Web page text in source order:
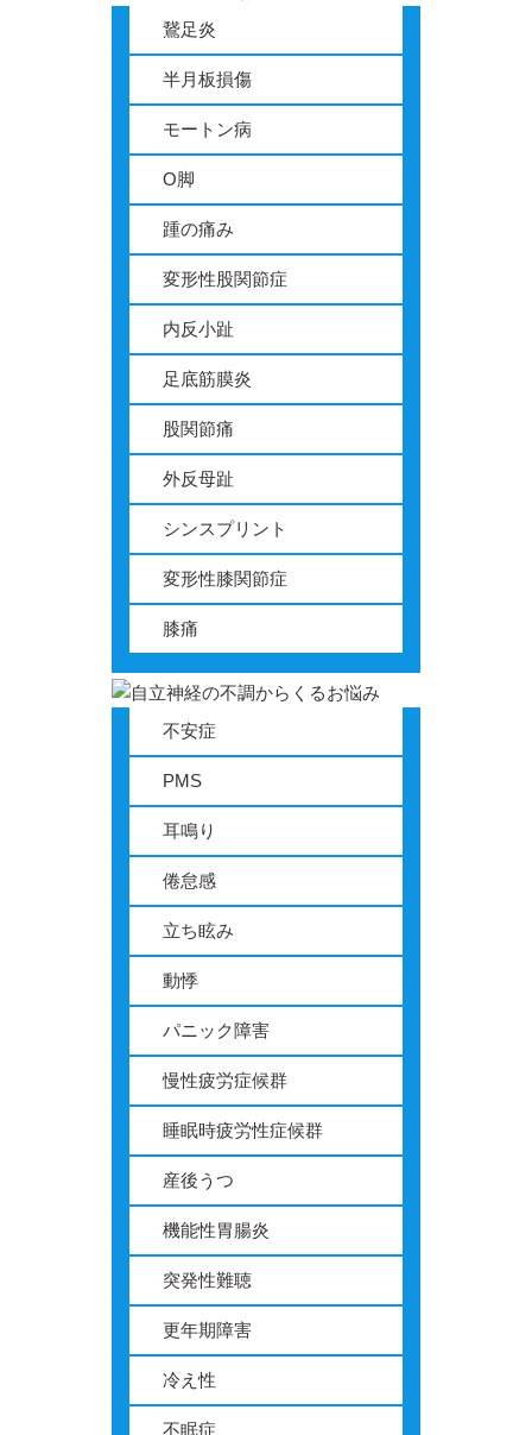
鵞足炎
半月板損傷
モートン病
O脚
踵の痛み
変形性股関節症
内反小趾
足底筋膜炎
股関節痛
外反母趾
シンスプリント
変形性膝関節症
膝痛
不安症
PMS
耳鳴り
倦怠感
立ち眩み
動悸
パニック障害
慢性疲労症候群
睡眠時疲労性症候群
産後うつ
機能性胃腸炎
突発性難聴
更年期障害
冷え性
不眠症